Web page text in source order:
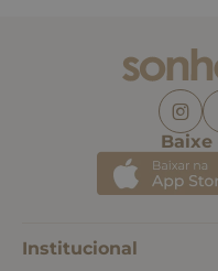
Baixe
Institucional